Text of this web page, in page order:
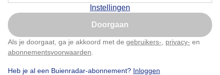
Instellingen
Doorgaan
Als je doorgaat, ga je akkoord met de gebruikers- privacy- en
abonnementsvoorwaarden
Heb je al een Buienradar-abonnement? Inloggen
Door: Adri Joosse Gemaakt: 11-06-2026, 30x bekeken
Nu niet, misschien later
Klik hierom dit aan te passen